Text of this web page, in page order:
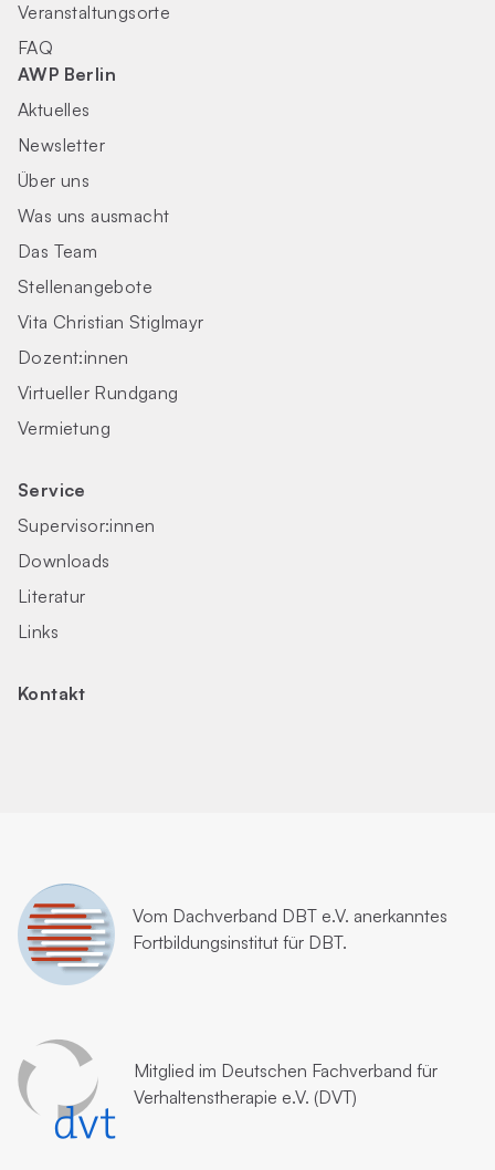
Veranstaltungsorte
FAQ
AWP Berlin
Aktuelles
Newsletter
Über uns
Was uns ausmacht
Das Team
Stellenangebote
Vita Christian Stiglmayr
Dozent:innen
Virtueller Rundgang
Vermietung
Service
Supervisor:innen
Downloads
Literatur
Links
Kontakt
Vom Dachverband DBT e.V. anerkanntes
Fortbildungsinstitut für DBT.
Mitglied im Deutschen Fachverband für
Verhaltenstherapie e.V. (DVT)